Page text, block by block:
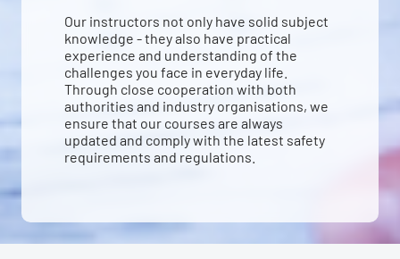
Our instructors not only have solid subject
knowledge - they also have practical
experience and understanding of the
challenges you face in everyday life.
Through close cooperation with both
authorities and industry organisations, we
ensure that our courses are always
updated and comply with the latest safety
requirements and regulations.